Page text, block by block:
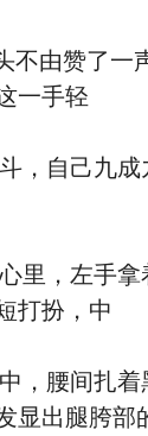
不由赞了一
一手轻
，自己九成
里，左手拿
打扮，中
，腰间扎着
显出腿胯部